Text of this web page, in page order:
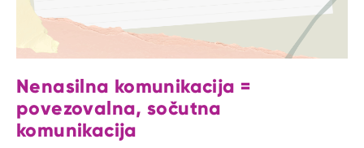
Nenasilna komunikacija =
povezovalna, sočutna
komunikacija